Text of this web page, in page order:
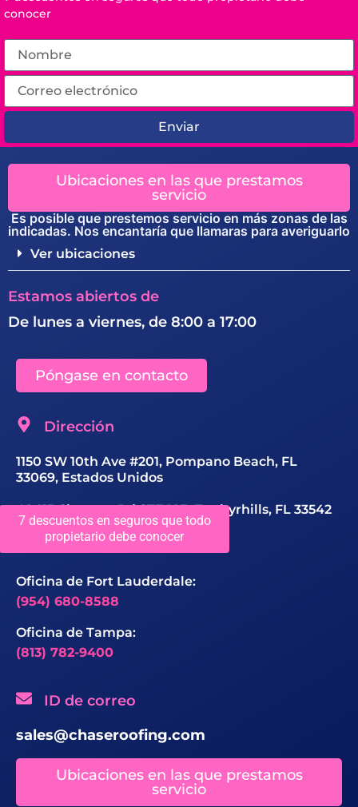
7 descuentos en seguros que todo
propietario debe conocer
conocer
Enviar
Ubicaciones en las que prestamos
servicio
Es posible que prestemos servicio en más zonas de las
indicadas. Nos encantaría que llamaras para averiguarlo
Ver ubicaciones
Estamos abiertos de
De lunes a viernes, de 8:00 a 17:00
Póngase en contacto
Dirección
1150 SW 10th Ave #201, Pompano Beach, FL
33069, Estados Unidos
40415 Chancey Rd STE 103, Zephyrhills, FL 33542
Número de contacto
Oficina de Fort Lauderdale:
(954) 680-8588
Oficina de Tampa:
(813) 782-9400
ID de correo
sales@chaseroofing.com
Ubicaciones en las que prestamos
servicio